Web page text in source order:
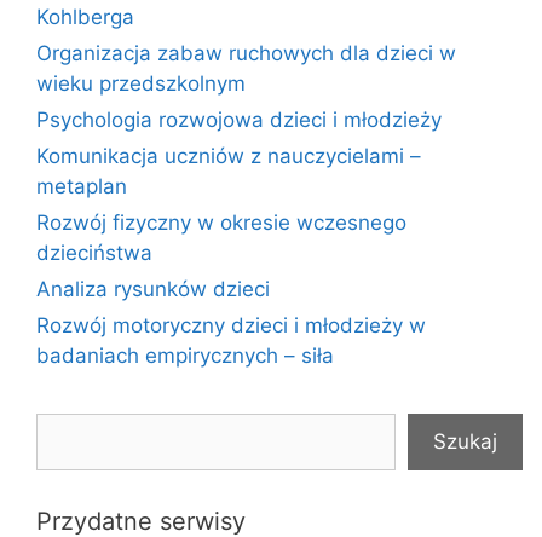
Kohlberga
Organizacja zabaw ruchowych dla dzieci w
wieku przedszkolnym
Psychologia rozwojowa dzieci i młodzieży
Komunikacja uczniów z nauczycielami –
metaplan
Rozwój fizyczny w okresie wczesnego
dzieciństwa
Analiza rysunków dzieci
Rozwój motoryczny dzieci i młodzieży w
badaniach empirycznych – siła
Szukaj
Przydatne serwisy